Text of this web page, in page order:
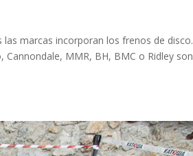
marcas incorporan los frenos de disco.
MMR, BH, BMC o Ridley son